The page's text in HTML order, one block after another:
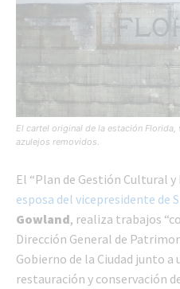
El cartel original de la estación
azulejos removidos.
El “Plan de Gestión Cultural
esposa del vicepresidente de
Gowland, realiza trabajos
Dirección General de
Gobierno de la Ciudad junto a
restauración y conservación